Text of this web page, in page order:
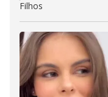
Filhos